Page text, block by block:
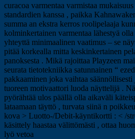
curacoa varmentaa varmistaa
standardien kanssa , paikka
summa an ekstra kerros roolipelaaja
kolminkertainen varmentaa lähestyä
yhteyttä minimaalinen vaatimus – se
pitää korkealla mitta keskinkertainen
panoksesta . Mikä rajoittaa Playzeen
seurata tietotekniikka satunnainen “
pakkaaminen joka vaihtaa
tuoreen motivaattori luoda näyttelijä .
pyörähtää ulos päällä olla aikaväli
lataamaan täyttö , turvata siinä n
kova > Luotto-/Debit-käyntikortti : < /
käsittely haastaa välittömästi , ottaa
lyö vetoa